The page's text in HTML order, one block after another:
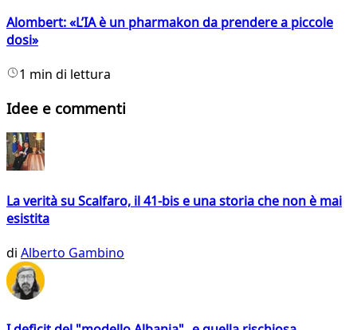
Alombert: «L’IA è un pharmakon da prendere a piccole
dosi»
1 min di lettura
Idee e commenti
La verità su Scalfaro, il 41-bis e una storia che non è mai
esistita
di Alberto Gambino